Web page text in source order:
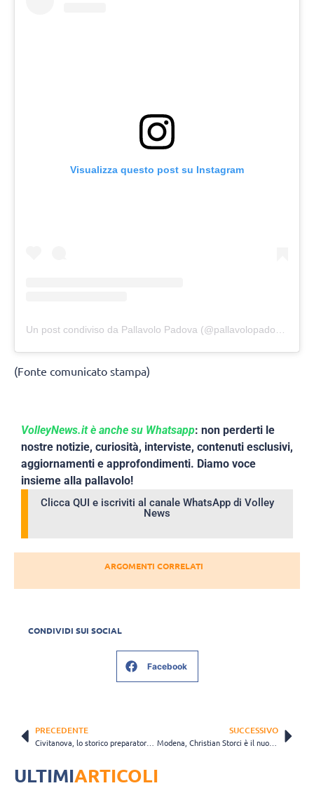
Visualizza questo post su Instagram
(Fonte comunicato stampa)
VolleyNews.it è anche su Whatsapp: non perderti le
nostre notizie, curiosità, interviste, contenuti esclusivi,
aggiornamenti e approfondimenti. Diamo voce
insieme alla pallavolo!
Clicca QUI e iscriviti al canale WhatsApp di Volley
News
ARGOMENTI CORRELATI
CONDIVIDI SUI SOCIAL
Facebook
PRECEDENTE
Civitanova, lo storico preparatore atletico Massimo Merazzi rinnova con la Lube fino al 2029
SUCCESSIVO
Modena, Christian Storci è il nuovo Presidente, Giulia Gabana assume la carica di Vicepresidente
ULTIMIARTICOLI